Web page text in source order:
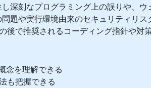
刻なプログラミング上の誤りや、ウ
題や実行環境由来のセキュリティリ
で推奨されるコーディング指針や対
念を理解できる
も把握できる